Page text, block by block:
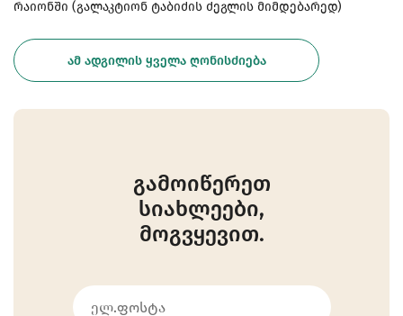
რაიონში (გალაკტიონ ტაბიძის ძეგლის მიმდებარედ)
ᲐᲛ ᲐᲓᲒᲘᲚᲘᲡ ᲧᲕᲔᲚᲐ ᲦᲝᲜᲘᲡᲫᲘᲔᲑᲐ
გამოიწერეთ
სიახლეები,
მოგვყევით.